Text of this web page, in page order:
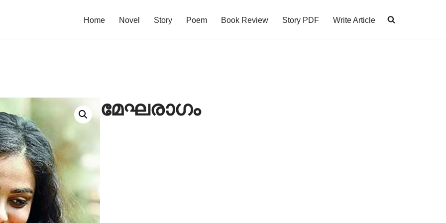
Home Novel Story Poem Book Review Story PDF Write Article
മേഘരാഗം